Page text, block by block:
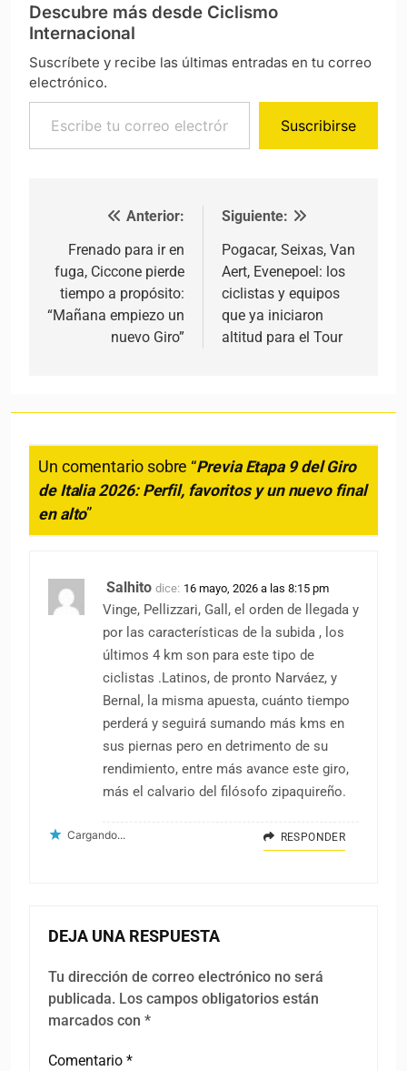
Descubre más desde Ciclismo
Internacional
Suscríbete y recibe las últimas entradas en tu correo
electrónico.
Escribe tu correo electrónico…
Suscribirse
Navegación de entradas
Anterior:
Frenado para ir en
fuga, Ciccone pierde
tiempo a propósito:
“Mañana empiezo un
nuevo Giro”
Siguiente:
Pogacar, Seixas, Van
Aert, Evenepoel: los
ciclistas y equipos
que ya iniciaron
altitud para el Tour
Un comentario sobre “Previa Etapa 9 del Giro
de Italia 2026: Perfil, favoritos y un nuevo final
en alto”
Salhito dice: 16 mayo, 2026 a las 8:15 pm
Vinge, Pellizzari, Gall, el orden de llegada y
por las características de la subida , los
últimos 4 km son para este tipo de
ciclistas .Latinos, de pronto Narváez, y
Bernal, la misma apuesta, cuánto tiempo
perderá y seguirá sumando más kms en
sus piernas pero en detrimento de su
rendimiento, entre más avance este giro,
más el calvario del filósofo zipaquireño.
Cargando... RESPONDER
DEJA UNA RESPUESTA
Tu dirección de correo electrónico no será
publicada. Los campos obligatorios están
marcados con *
Comentario *